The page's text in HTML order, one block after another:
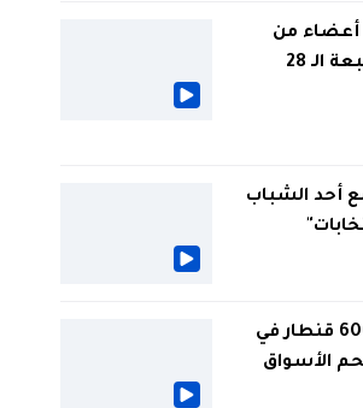
أعضاء من
الحكومة على افتتاح الطبعة الـ 28
أحد الشباب
الوادي: بمردودية فاقت 600 قنطار في
الأسواق